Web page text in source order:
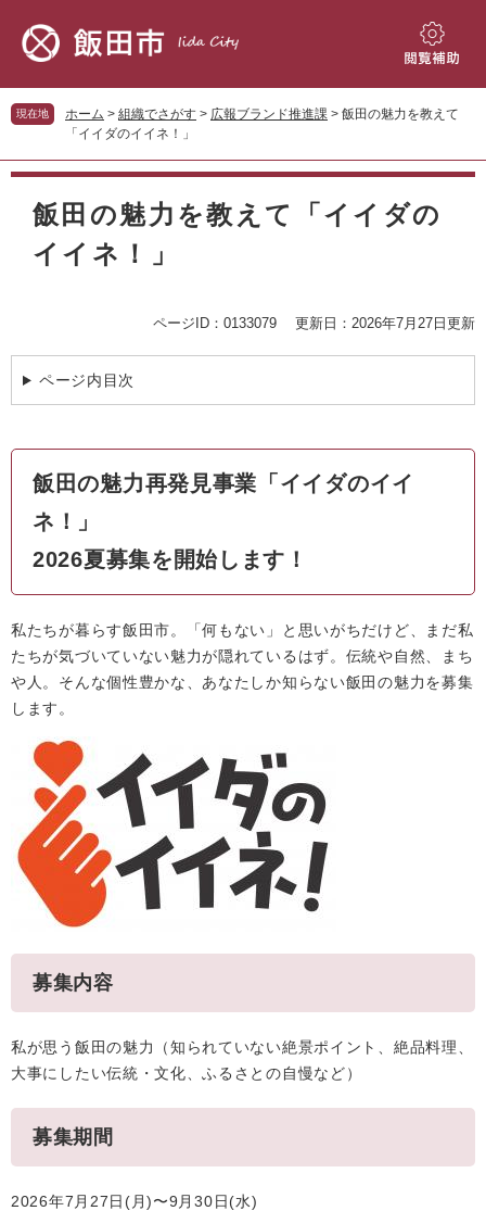
先
頭
す。
を
飛
し
閲
補
現在地 ホーム > 組織でさがす > 広報ブランド推進課 > 飯田の魅力を教えて
「イイダのイイネ！」
本
飯田の魅力を教えて「イイダの
イイネ！」
ページID：0133079 更新日：2026年7月27日更新
ページ内目次
飯田の魅力再発見事業「イイダのイイ
ネ！」
2026夏募集を開始します！
私たちが暮らす飯田市。「何もない」と思いがちだけど、まだ私
たちが気づいていない魅力が隠れているはず。伝統や自然、まち
や人。そんな個性豊かな、あなたしか知らない飯田の魅力を募集
します。
募集内容
私が思う飯田の魅力（知られていない絶景ポイント、絶品料理、
大事にしたい伝統・文化、ふるさとの自慢など）
募集期間
2026年7月27日(月)〜9月30日(水)